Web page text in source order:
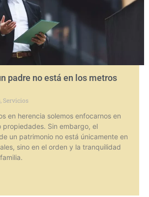
padre no está en los metros
Servicios
en herencia solemos enfocarnos en
propiedades. Sin embargo, el
un patrimonio no está únicamente en
sino en el orden y la tranquilidad